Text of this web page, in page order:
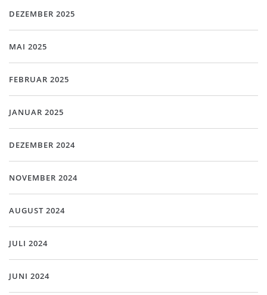
DEZEMBER 2025
MAI 2025
FEBRUAR 2025
JANUAR 2025
DEZEMBER 2024
NOVEMBER 2024
AUGUST 2024
JULI 2024
JUNI 2024